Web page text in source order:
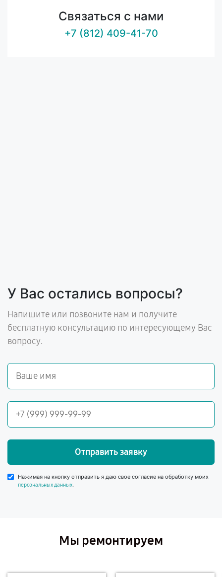
Связаться с нами
+7 (812) 409-41-70
У Вас остались вопросы?
Напишите или позвоните нам и получите
бесплатную консультацию по интересующему Вас
вопросу.
Отправить заявку
Нажимая на кнопку отправить я даю свое согласие на обработку моих
персональных данных.
Мы ремонтируем